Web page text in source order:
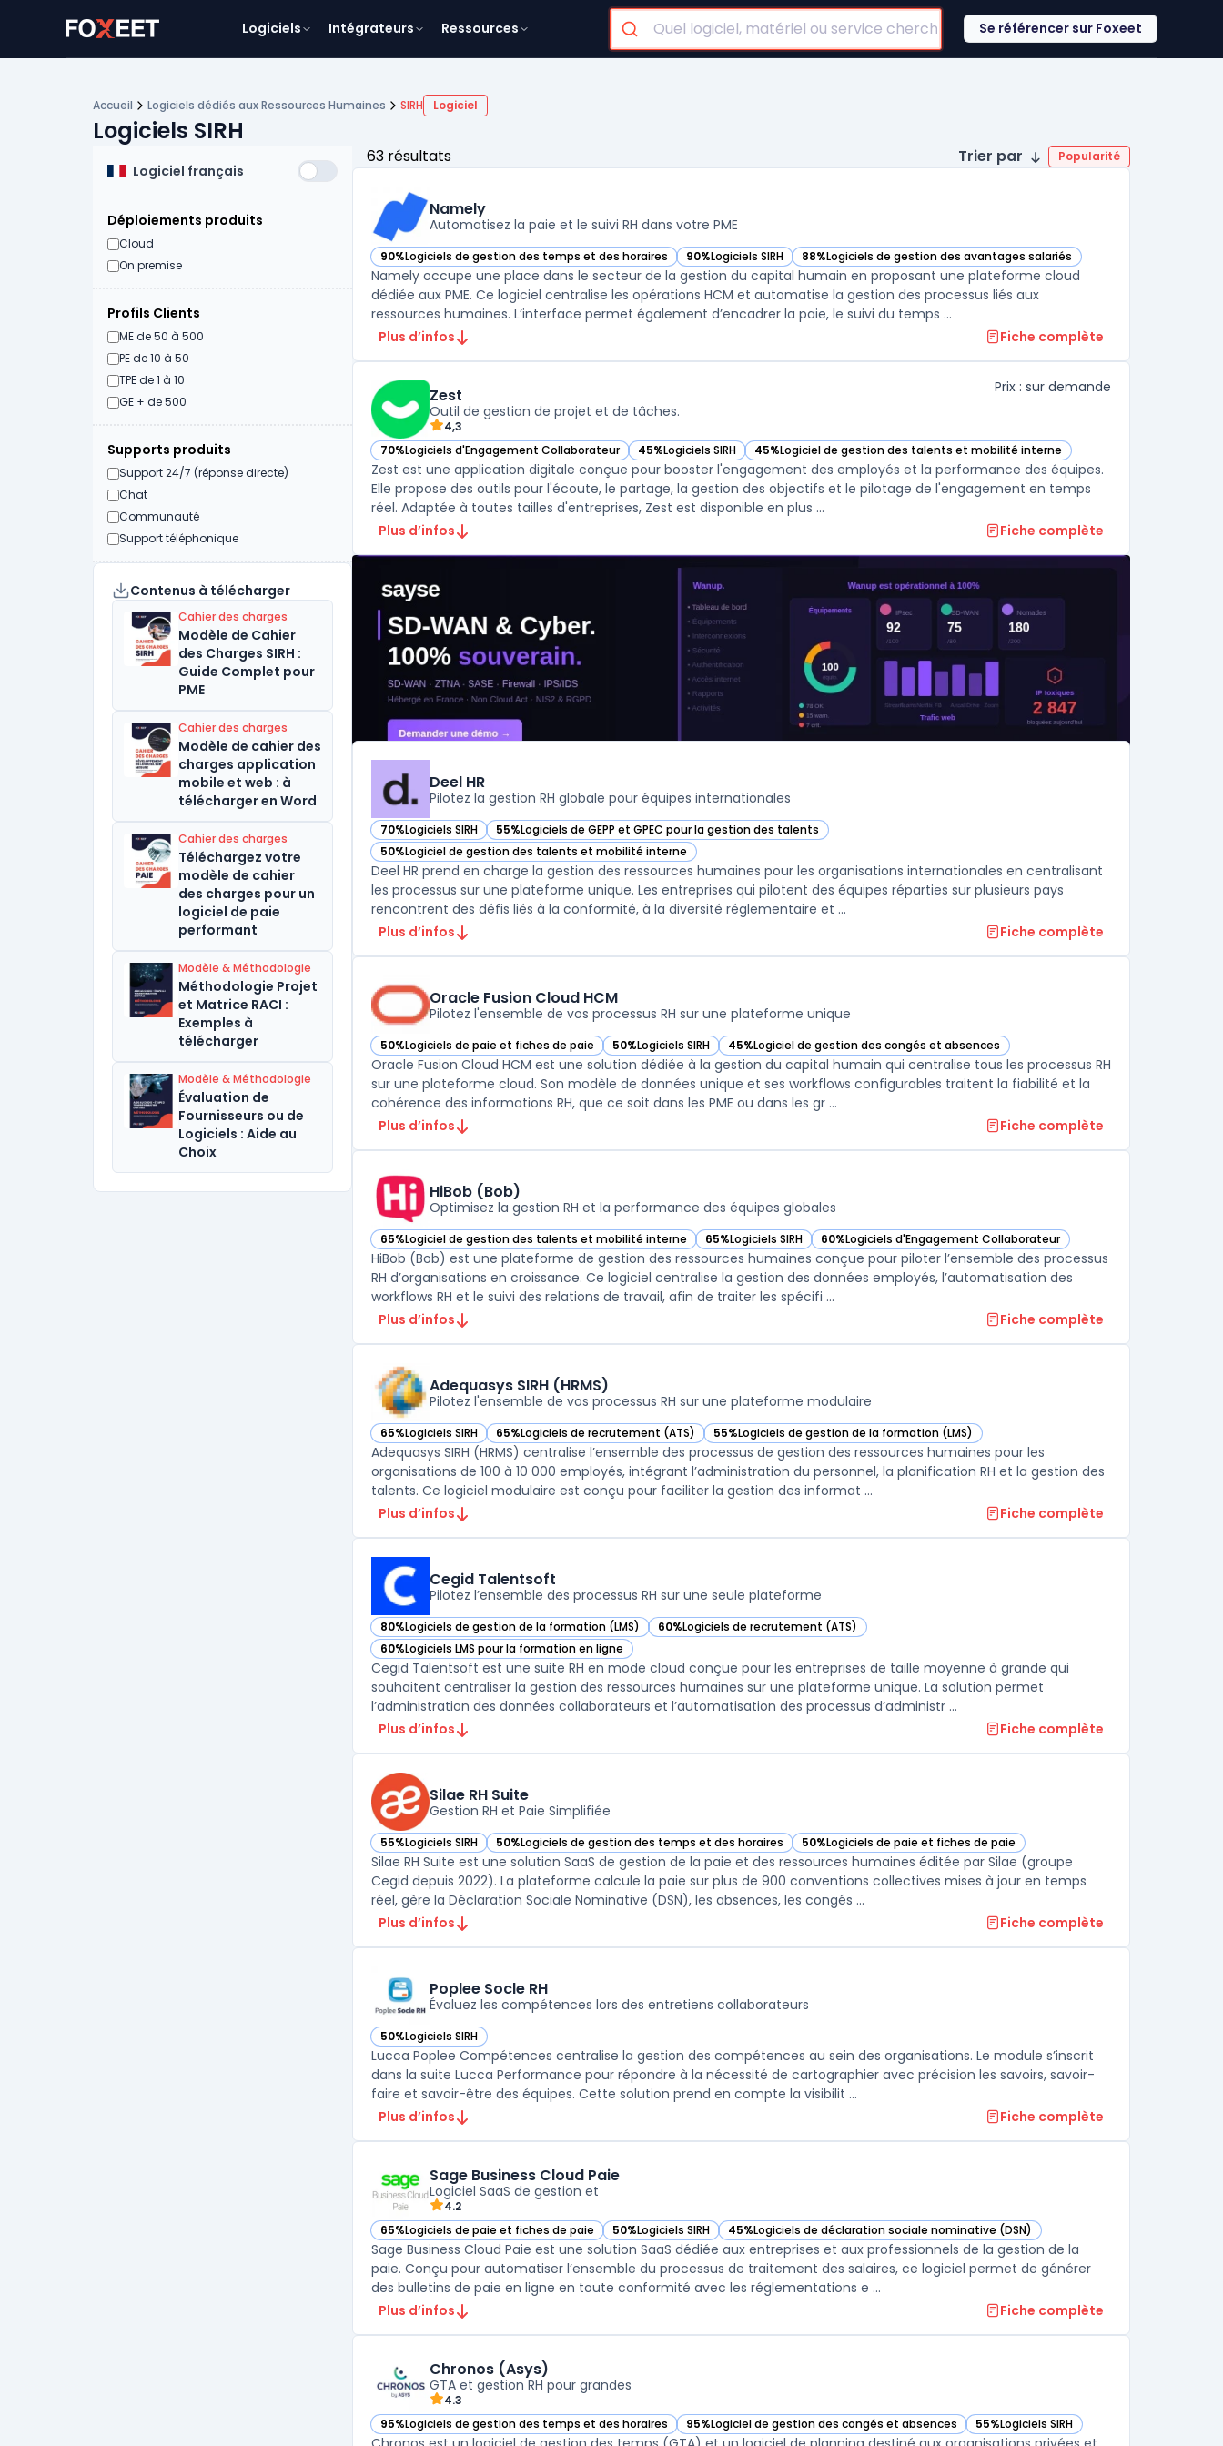
Logiciels Intégrateurs Ressources Se référencer sur Foxeet
Accueil Logiciels dédiés aux Ressources Humaines SIRH Logiciel
Logiciels SIRH
Logiciel français
Déploiements produits
Cloud
On premise
Profils Clients
ME de 50 à 500
PE de 10 à 50
TPE de 1 à 10
GE + de 500
Supports produits
Support 24/7 (réponse directe)
Chat
Communauté
Support téléphonique
Contenus à télécharger
Cahier des charges
Modèle de Cahier
des Charges SIRH :
Guide Complet pour
PME
Cahier des charges
Modèle de cahier des
charges application
mobile et web : à
télécharger en Word
Cahier des charges
Téléchargez votre
modèle de cahier
des charges pour un
logiciel de paie
performant
Modèle & Méthodologie
Méthodologie Projet
et Matrice RACI :
Exemples à
télécharger
Modèle & Méthodologie
Évaluation de
Fournisseurs ou de
Logiciels : Aide au
Choix
63 résultats Trier par Popularité
Namely
Automatisez la paie et le suivi RH dans votre PME
90%Logiciels de gestion des temps et des horaires
— voir Namely dans cette catégorie 90%Logiciels SIRH
— voir Namely dans cette catégorie
88%Logiciels de gestion des avantages salariés
— voir Namely dans cette catégorie
Namely occupe une place dans le secteur de la gestion du capital humain en proposant une plateforme cloud
dédiée aux PME. Ce logiciel centralise les opérations HCM et automatise la gestion des processus liés aux
ressources humaines. L’interface permet également d’encadrer la paie, le suivi du temps ...
Plus d’infos
Fiche complète
Zest
Outil de gestion de projet et de tâches.
4,3
Prix : sur demande
70%Logiciels d'Engagement Collaborateur
— voir Zest dans cette catégorie 45%Logiciels SIRH
— voir Zest dans cette catégorie
45%Logiciel de gestion des talents et mobilité interne
— voir Zest dans cette catégorie
Zest est une application digitale conçue pour booster l'engagement des employés et la performance des équipes.
Elle propose des outils pour l'écoute, le partage, la gestion des objectifs et le pilotage de l'engagement en temps
réel. Adaptée à toutes tailles d'entreprises, Zest est disponible en plus ...
Plus d’infos
Fiche complète
Deel HR
Pilotez la gestion RH globale pour équipes internationales
70%Logiciels SIRH
— voir Deel HR dans cette catégorie
55%Logiciels de GEPP et GPEC pour la gestion des talents
— voir Deel HR dans cette catégorie
50%Logiciel de gestion des talents et mobilité interne
— voir Deel HR dans cette catégorie
Deel HR prend en charge la gestion des ressources humaines pour les organisations internationales en centralisant
les processus sur une plateforme unique. Les entreprises qui pilotent des équipes réparties sur plusieurs pays
rencontrent des défis liés à la conformité, à la diversité réglementaire et ...
Plus d’infos
Fiche complète
Oracle Fusion Cloud HCM
Pilotez l'ensemble de vos processus RH sur une plateforme unique
50%Logiciels de paie et fiches de paie
— voir Oracle Fusion Cloud HCM dans cette catégorie
50%Logiciels SIRH
— voir Oracle Fusion Cloud HCM dans cette catégorie
45%Logiciel de gestion des congés et absences
— voir Oracle Fusion Cloud HCM dans cette catégorie
Oracle Fusion Cloud HCM est une solution dédiée à la gestion du capital humain qui centralise tous les processus RH
sur une plateforme cloud. Son modèle de données unique et ses workflows configurables traitent la fiabilité et la
cohérence des informations RH, que ce soit dans les PME ou dans les gr ...
Plus d’infos
Fiche complète
HiBob (Bob)
Optimisez la gestion RH et la performance des équipes globales
65%Logiciel de gestion des talents et mobilité interne
— voir HiBob (Bob) dans cette catégorie 65%Logiciels SIRH
— voir HiBob (Bob) dans cette catégorie
60%Logiciels d'Engagement Collaborateur
— voir HiBob (Bob) dans cette catégorie
HiBob (Bob) est une plateforme de gestion des ressources humaines conçue pour piloter l’ensemble des processus
RH d’organisations en croissance. Ce logiciel centralise la gestion des données employés, l’automatisation des
workflows RH et le suivi des relations de travail, afin de traiter les spécifi ...
Plus d’infos
Fiche complète
Adequasys SIRH (HRMS)
Pilotez l'ensemble de vos processus RH sur une plateforme modulaire
65%Logiciels SIRH
— voir Adequasys SIRH (HRMS) dans cette catégorie
65%Logiciels de recrutement (ATS)
— voir Adequasys SIRH (HRMS) dans cette catégorie
55%Logiciels de gestion de la formation (LMS)
— voir Adequasys SIRH (HRMS) dans cette catégorie
Adequasys SIRH (HRMS) centralise l’ensemble des processus de gestion des ressources humaines pour les
organisations de 100 à 10 000 employés, intégrant l’administration du personnel, la planification RH et la gestion des
talents. Ce logiciel modulaire est conçu pour faciliter la gestion des informat ...
Plus d’infos
Fiche complète
Cegid Talentsoft
Pilotez l’ensemble des processus RH sur une seule plateforme
80%Logiciels de gestion de la formation (LMS)
— voir Cegid Talentsoft dans cette catégorie 60%Logiciels de recrutement (ATS)
— voir Cegid Talentsoft dans cette catégorie
60%Logiciels LMS pour la formation en ligne
— voir Cegid Talentsoft dans cette catégorie
Cegid Talentsoft est une suite RH en mode cloud conçue pour les entreprises de taille moyenne à grande qui
souhaitent centraliser la gestion des ressources humaines sur une plateforme unique. La solution permet
l’administration des données collaborateurs et l’automatisation des processus d’administr ...
Plus d’infos
Fiche complète
Silae RH Suite
Gestion RH et Paie Simplifiée
55%Logiciels SIRH
— voir Silae RH Suite dans cette catégorie
50%Logiciels de gestion des temps et des horaires
— voir Silae RH Suite dans cette catégorie 50%Logiciels de paie et fiches de paie
— voir Silae RH Suite dans cette catégorie
Silae RH Suite est une solution SaaS de gestion de la paie et des ressources humaines éditée par Silae (groupe
Cegid depuis 2022). La plateforme calcule la paie sur plus de 900 conventions collectives mises à jour en temps
réel, gère la Déclaration Sociale Nominative (DSN), les absences, les congés ...
Plus d’infos
Fiche complète
Poplee Socle RH
Évaluez les compétences lors des entretiens collaborateurs
50%Logiciels SIRH
— voir Poplee Socle RH dans cette catégorie
Lucca Poplee Compétences centralise la gestion des compétences au sein des organisations. Le module s’inscrit
dans la suite Lucca Performance pour répondre à la nécessité de cartographier avec précision les savoirs, savoir-
faire et savoir-être des équipes. Cette solution prend en compte la visibilit ...
Plus d’infos
Fiche complète
Sage Business Cloud Paie
Logiciel SaaS de gestion et
4.2
65%Logiciels de paie et fiches de paie
— voir Sage Business Cloud Paie dans cette catégorie
50%Logiciels SIRH
— voir Sage Business Cloud Paie dans cette catégorie
45%Logiciels de déclaration sociale nominative (DSN)
— voir Sage Business Cloud Paie dans cette catégorie
Sage Business Cloud Paie est une solution SaaS dédiée aux entreprises et aux professionnels de la gestion de la
paie. Conçu pour automatiser l’ensemble du processus de traitement des salaires, ce logiciel permet de générer
des bulletins de paie en ligne en toute conformité avec les réglementations e ...
Plus d’infos
Fiche complète
Chronos (Asys)
GTA et gestion RH pour grandes
4.3
95%Logiciels de gestion des temps et des horaires
— voir Chronos (Asys) dans cette catégorie 95%Logiciel de gestion des congés et absences
— voir Chronos (Asys) dans cette catégorie 55%Logiciels SIRH
— voir Chronos (Asys) dans cette catégorie